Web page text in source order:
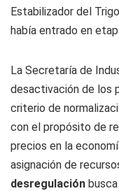
Estabilizador del
había entrado en
La Secretaría de
desactivación de los
criterio de
con el propósito de
precios en la
asignación de
desregulación